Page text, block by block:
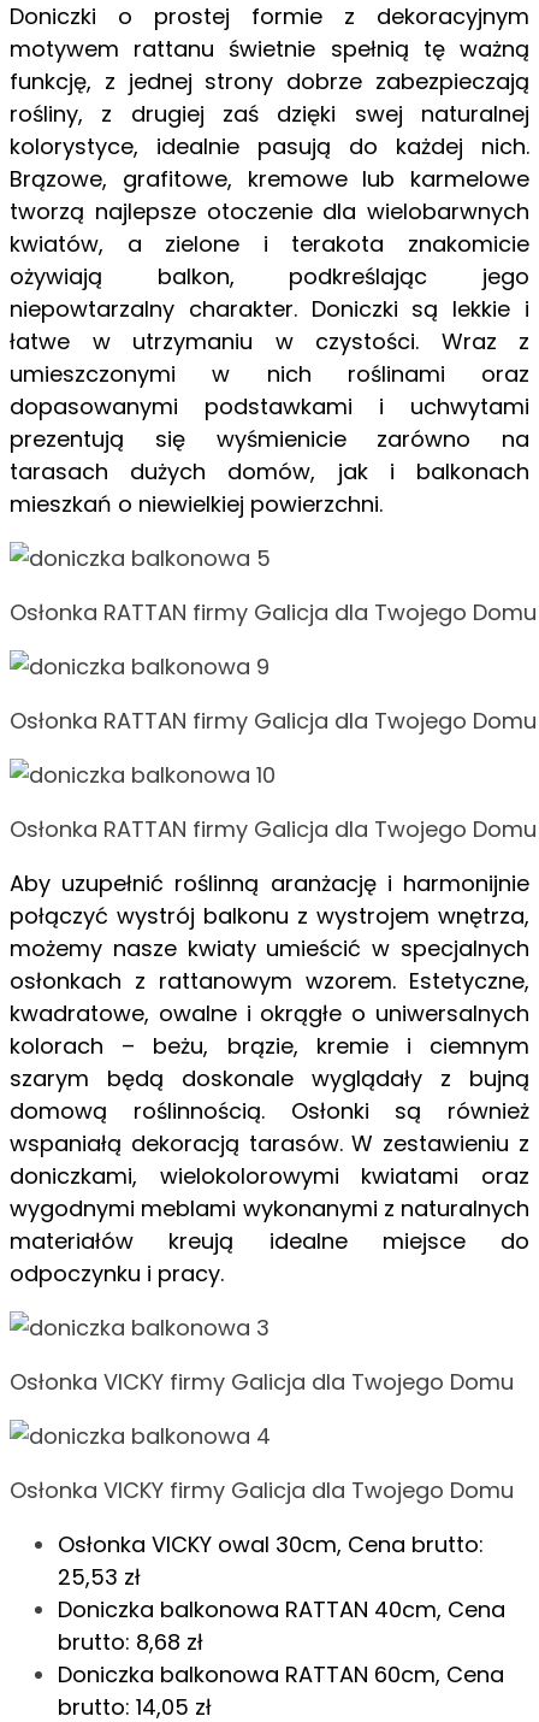
Doniczki o prostej formie z dekoracyjnym
motywem rattanu świetnie spełnią tę ważną
funkcję, z jednej strony dobrze zabezpieczają
rośliny, z drugiej zaś dzięki swej naturalnej
kolorystyce, idealnie pasują do każdej nich.
Brązowe, grafitowe, kremowe lub karmelowe
tworzą najlepsze otoczenie dla wielobarwnych
kwiatów, a zielone i terakota znakomicie
ożywiają balkon, podkreślając jego
niepowtarzalny charakter. Doniczki są lekkie i
łatwe w utrzymaniu w czystości. Wraz z
umieszczonymi w nich roślinami oraz
dopasowanymi podstawkami i uchwytami
prezentują się wyśmienicie zarówno na
tarasach dużych domów, jak i balkonach
mieszkań o niewielkiej powierzchni.
Osłonka RATTAN firmy Galicja dla Twojego Domu
Osłonka RATTAN firmy Galicja dla Twojego Domu
Osłonka RATTAN firmy Galicja dla Twojego Domu
Aby uzupełnić roślinną aranżację i harmonijnie
połączyć wystrój balkonu z wystrojem wnętrza,
możemy nasze kwiaty umieścić w specjalnych
osłonkach z rattanowym wzorem. Estetyczne,
kwadratowe, owalne i okrągłe o uniwersalnych
kolorach – beżu, brązie, kremie i ciemnym
szarym będą doskonale wyglądały z bujną
domową roślinnością. Osłonki są również
wspaniałą dekoracją tarasów. W zestawieniu z
doniczkami, wielokolorowymi kwiatami oraz
wygodnymi meblami wykonanymi z naturalnych
materiałów kreują idealne miejsce do
odpoczynku i pracy.
Osłonka VICKY firmy Galicja dla Twojego Domu
Osłonka VICKY firmy Galicja dla Twojego Domu
Osłonka VICKY owal 30cm, Cena brutto:
25,53 zł
Doniczka balkonowa RATTAN 40cm, Cena
brutto: 8,68 zł
Doniczka balkonowa RATTAN 60cm, Cena
brutto: 14,05 zł